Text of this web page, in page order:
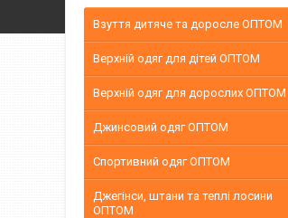
Взуття дитяче та доросле ОПТОМ
Верхній одяг для дітей ОПТОМ
Верхній одяг для дорослих ОПТОМ
Джинсовий одяг ОПТОМ
Спортивний одяг ОПТОМ
Джегінси, штани та теплі лосини
ОПТОМ